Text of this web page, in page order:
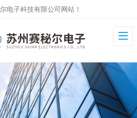
电子科技有限公司网站！